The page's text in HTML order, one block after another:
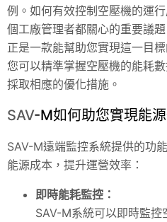
例。如何有效控制空壓機的運
個工廠管理者都關心的重要議題
正是一款能幫助您實現這一目
您可以精準掌握空壓機的能耗
採取相應的優化措施。
SAV-M如何助您實現能
SAV-M遠端監控系統提供的功
能源成本，提升運營效率：
即時能耗監控：
SAV-M系統可以即時監控